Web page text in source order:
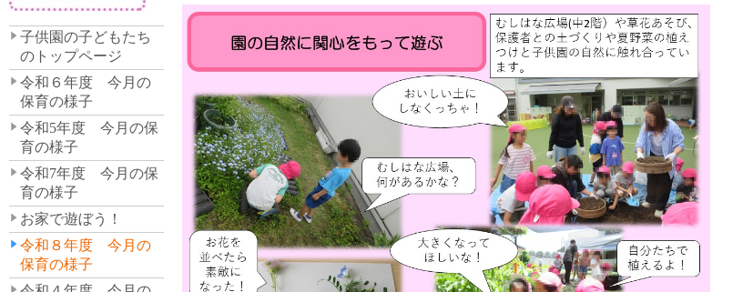
子供園の子どもたち
のトップページ
令和６年度 今月の
保育の様子
令和5年度 今月の保
育の様子
令和7年度 今月の保
育の様子
お家で遊ぼう！
令和８年度 今月の
保育の様子